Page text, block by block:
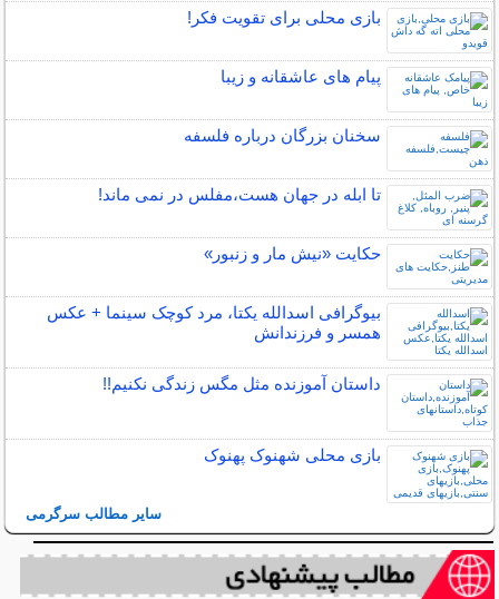
بازی محلی برای تقویت فکر!
پیام های عاشقانه و زیبا
سخنان بزرگان درباره فلسفه
تا ابله در جهان هست،مفلس در نمی ماند!
حکایت «نیش مار و زنبور»
بیوگرافی اسدالله یکتا، مرد کوچک سینما + عکس
همسر و فرزندانش
داستان آموزنده مثل مگس زندگی نکنیم!!
بازی محلی شهنوک پهنوک
سایر مطالب سرگرمی